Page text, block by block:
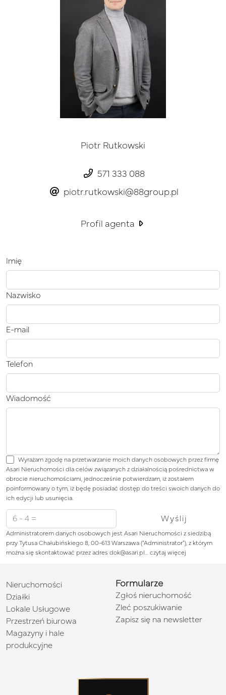
Piotr Rutkowski
571 333 088
piotr.rutkowski@88group.pl
Profil agenta
Imię
Nazwisko
E-mail
Telefon
Wiadomość
Wyrażam zgodę na przetwarzanie moich danych osobowych przez firmę
Asari Nieruchomości dla celów związanych z działalnością pośrednictwa w
obrocie nieruchomościami, jednocześnie potwierdzam, iż zostałem
poinformowany o tym, iż będę posiadać dostęp do treści swoich danych do
ich edycji lub usunięcia.
Administratorem danych osobowych jest Asari Nieruchomości z siedzibą
przy Tytusa Chałubińskiego 8, 00-613 Warszawa (“Administrator”), z którym
można się skontaktować przez adres dok@asari.pl… czytaj więcej
Nieruchomości
Działki
Lokale Usługowe
Przestrzeń biurowa
Magazyny i hale
produkcyjne
Formularze
Zgłoś nieruchomość
Zleć poszukiwanie
Zapisz się na newsletter